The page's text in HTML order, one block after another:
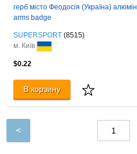
герб місто Феодосія (Україна)
arms badge
SUPERSPORT (8515)
м. Київ
$0.22
В корзину
<